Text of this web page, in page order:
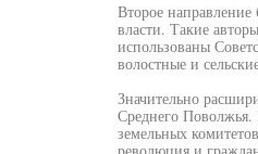
Второе направление
власти. Такие
использованы
волостные и
Значительно
Среднего
земельных